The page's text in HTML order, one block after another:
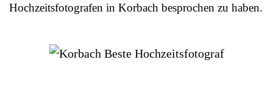
Hochzeitsfotografen in Korbach besprochen zu haben.